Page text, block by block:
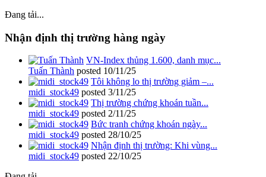
Đang tải...
Nhận định thị trường hàng ngày
VN-Index thủng 1.600, danh mục...
Tuấn Thành posted 10/11/25
Tôi không lo thị trường giảm –...
midi_stock49 posted 3/11/25
Thị trường chứng khoán tuần...
midi_stock49 posted 2/11/25
Bức tranh chứng khoán ngày...
midi_stock49 posted 28/10/25
Nhận định thị trường: Khi vùng...
midi_stock49 posted 22/10/25